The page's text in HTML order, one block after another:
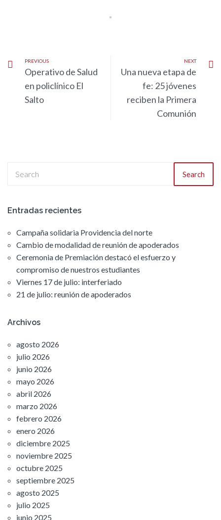
PREVIOUS
Operativo de Salud
en policlínico El
Salto
NEXT
Una nueva etapa de
fe: 25 jóvenes
reciben la Primera
Comunión
Search
Entradas recientes
Campaña solidaria Providencia del norte
Cambio de modalidad de reunión de apoderados
Ceremonia de Premiación destacó el esfuerzo y
compromiso de nuestros estudiantes
Viernes 17 de julio: interferiado
21 de julio: reunión de apoderados
Archivos
agosto 2026
julio 2026
junio 2026
mayo 2026
abril 2026
marzo 2026
febrero 2026
enero 2026
diciembre 2025
noviembre 2025
octubre 2025
septiembre 2025
agosto 2025
julio 2025
junio 2025